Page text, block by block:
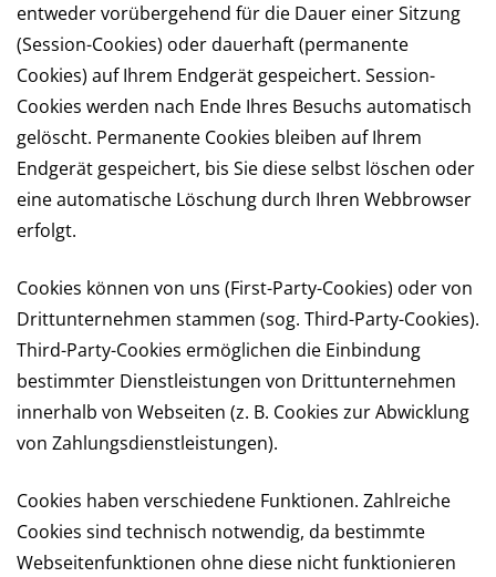
entweder vorübergehend für die Dauer einer Sitzung
(Session-Cookies) oder dauerhaft (permanente
Cookies) auf Ihrem Endgerät gespeichert. Session-
Cookies werden nach Ende Ihres Besuchs automatisch
gelöscht. Permanente Cookies bleiben auf Ihrem
Endgerät gespeichert, bis Sie diese selbst löschen oder
eine automatische Löschung durch Ihren Webbrowser
erfolgt.
Cookies können von uns (First-Party-Cookies) oder von
Drittunternehmen stammen (sog. Third-Party-Cookies).
Third-Party-Cookies ermöglichen die Einbindung
bestimmter Dienstleistungen von Drittunternehmen
innerhalb von Webseiten (z. B. Cookies zur Abwicklung
von Zahlungsdienstleistungen).
Cookies haben verschiedene Funktionen. Zahlreiche
Cookies sind technisch notwendig, da bestimmte
Webseitenfunktionen ohne diese nicht funktionieren